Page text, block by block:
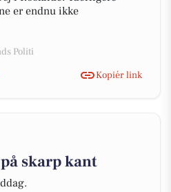
er endnu ikke
Politi
Kopiér link
skarp kant